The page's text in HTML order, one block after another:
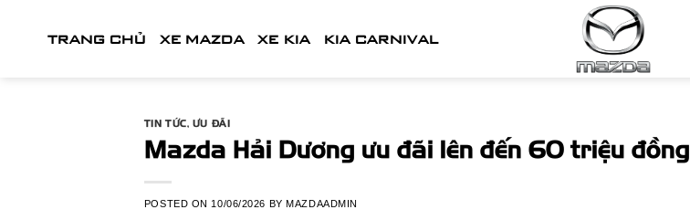
TRANG CHỦ XE MAZDA XE KIA KIA CARNIVAL
TIN TỨC, ƯU ĐÃI
Mazda Hải Dương ưu đãi lên đến 60 triệu đồng
POSTED ON 10/06/2026 BYMAZDAADMIN